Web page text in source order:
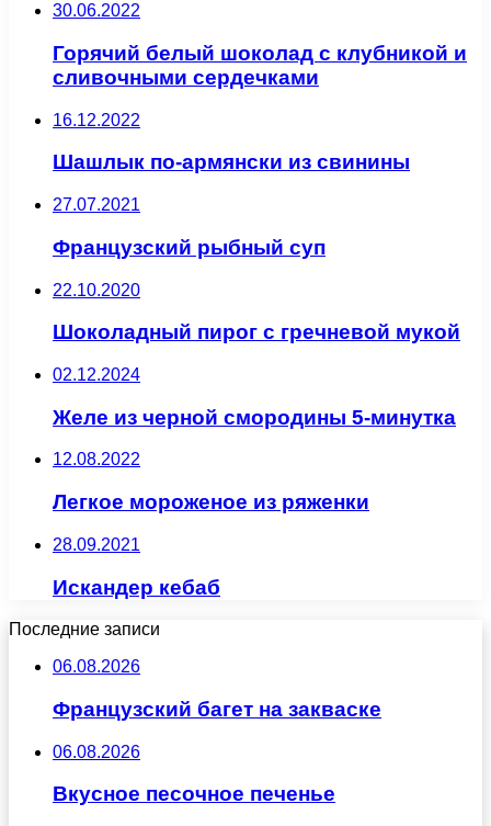
30.06.2022
Горячий белый шоколад с клубникой и
сливочными сердечками
16.12.2022
Шашлык по-армянски из свинины
27.07.2021
Французский рыбный суп
22.10.2020
Шоколадный пирог с гречневой мукой
02.12.2024
Желе из черной смородины 5-минутка
12.08.2022
Легкое мороженое из ряженки
28.09.2021
Искандер кебаб
Последние записи
06.08.2026
Французский багет на закваске
06.08.2026
Вкусное песочное печенье